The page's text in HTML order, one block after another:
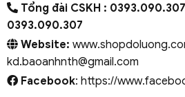
Tổng đài CSKH : 0393.090.307
0393.090.307
Website:
kd.baoanhnth@gmail.com
Facebook: https://